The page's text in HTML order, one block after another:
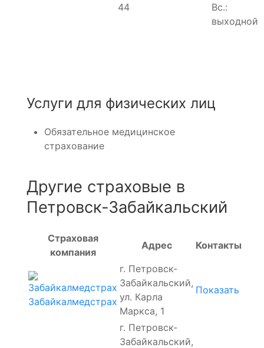
44
Вс.:
выходной
Услуги для физических лиц
Обязательное медицинское
страхование
Другие страховые в
Петровск-Забайкальский
Страховая
компания
Адрес Контакты
Забайкалмедстрах
г. Петровск-
Забайкальский,
ул. Карла
Маркса, 1
Показать
г. Петровск-
Забайкальский,